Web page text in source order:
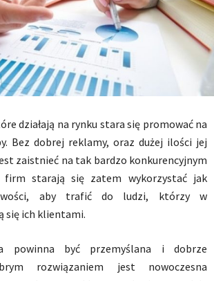
działają na rynku stara się promować na
Bez dobrej reklamy, oraz dużej ilości jej
zaistnieć na tak bardzo konkurencyjnym
firm starają się zatem wykorzystać jak
aby trafić do ludzi, którzy w
się ich klientami.
powinna być przemyślana i dobrze
rozwiązaniem jest nowoczesna